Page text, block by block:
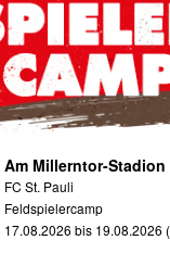
Am Millerntor-
FC St. Pauli
Feldspielercamp
17.08.2026 bis 19.08.2026